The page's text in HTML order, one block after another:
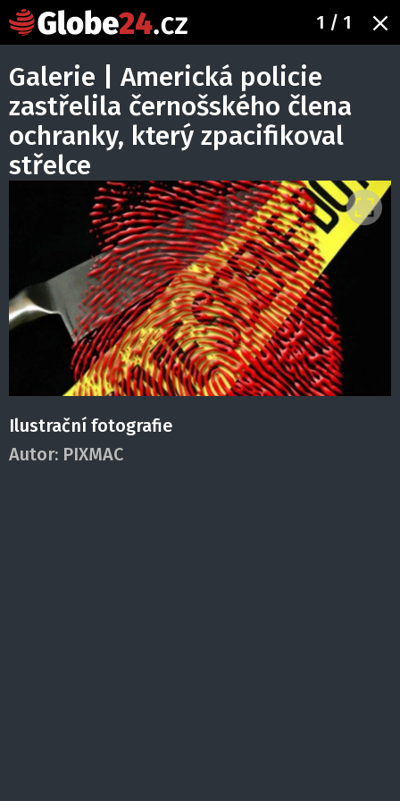
1 / 1
Galerie | Americká policie
zastřelila černošského člena
ochranky, který zpacifikoval
střelce
Ilustrační fotografie
Autor: PIXMAC